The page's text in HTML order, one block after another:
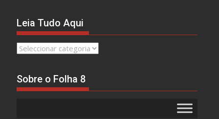
Leia Tudo Aqui
Leia
Sobre o Folha 8